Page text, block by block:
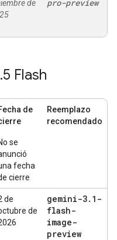
de
pro-preview
.5 Flash
de
Reemplazo
recomendado
se
fecha
cierre
de
de
gemini-3. 1-
flash-
image-
preview